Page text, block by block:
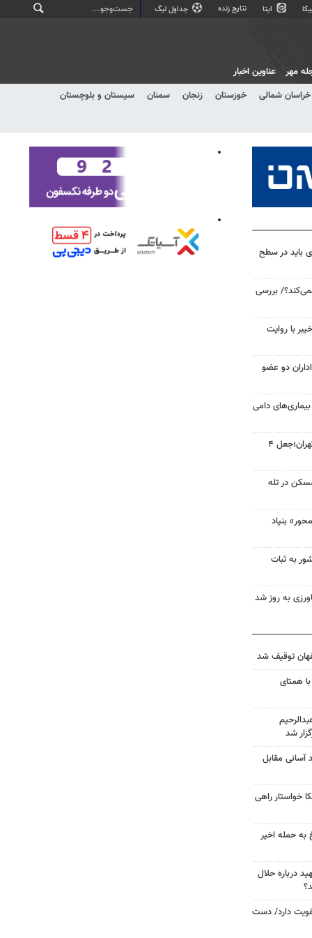
ایتا نتایج زنده جداول لیگ
خراسان شمالی خوزستان زنجان سمنان
سیستان و بلوچستان
مهر عناوین اخبار
باید در سطح
بررسی
با روایت
دو عضو
دامی
انهدام باند جاعلان حرفه‌ای در تهران؛جعل ۴
در تله
بنیاد
به ثبات
به‌ روز شد
همتای
شد
آسانی مقابل
خواستار راهی
به حمله اخیر
درباره حلال
دارد/ دست